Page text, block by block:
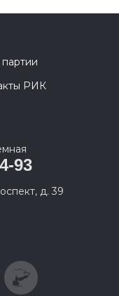
РИК
93
д. 39